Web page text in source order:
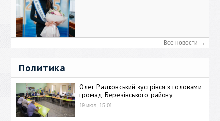
Все новости →
Политика
Олег Радковський зустрівся з головами
громад Березівського району
19 июл, 15:01